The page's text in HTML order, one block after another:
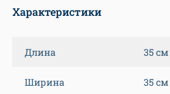
Характеристики
Длина 35 см
Ширина 35 см